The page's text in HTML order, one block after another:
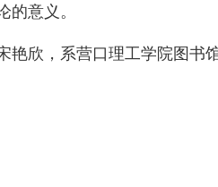
的意义。
艳欣，系营口理工学院图书